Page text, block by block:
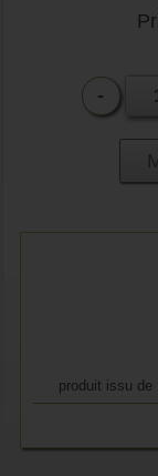
-
produit issu de :